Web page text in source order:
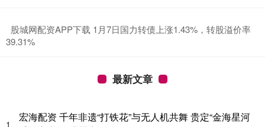
​股城网配资APP下载 1月7日国力转债上涨1.43%，转股溢价率
39.31%
最新文章
1、
宏海配资 千年非遗“打铁花”与无人机共舞 贵定“金海星河